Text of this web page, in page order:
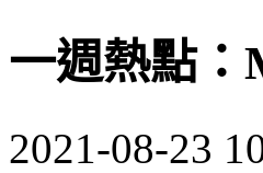
一週熱點
2021-08-23